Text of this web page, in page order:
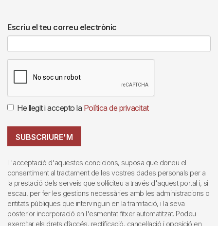
Escriu el teu correu electrònic
He llegit i accepto la Política de privacitat
SUBSCRIURE'M
L'acceptació d'aquestes condicions, suposa que doneu el
consentiment al tractament de les vostres dades personals per a
la prestació dels serveis que sol·liciteu a través d'aquest portal i, si
escau, per fer les gestions necessàries amb les administracions o
entitats públiques que intervinguin en la tramitació, i la seva
posterior incorporació en l'esmentat fitxer automatitzat. Podeu
exercitar els drets d’accés, rectificació, cancel·lació i oposició en